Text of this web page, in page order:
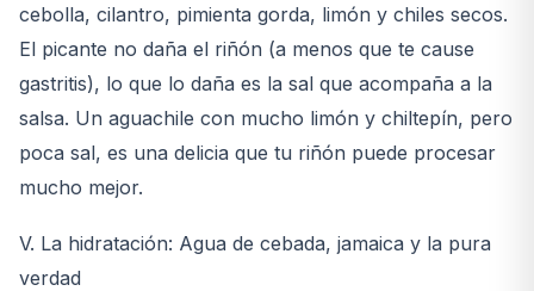
cebolla, cilantro, pimienta gorda, limón y chiles secos.
El picante no daña el riñón (a menos que te cause
gastritis), lo que lo daña es la sal que acompaña a la
salsa. Un aguachile con mucho limón y chiltepín, pero
poca sal, es una delicia que tu riñón puede procesar
mucho mejor.
V. La hidratación: Agua de cebada, jamaica y la pura
verdad